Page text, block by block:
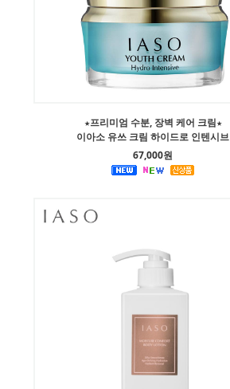
★프리미엄 수분, 장벽 케어 크림★
이아소 유쓰 크림 하이드로 인텐시브
67,000원